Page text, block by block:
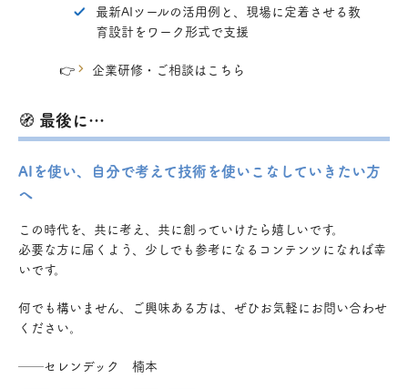
最新AIツールの活用例と、現場に定着させる教
育設計をワーク形式で支援
👉 企業研修・ご相談はこちら
🧭 最後に…
AIを使い、自分で考えて技術を使いこなしていきたい方
へ
この時代を、共に考え、共に創っていけたら嬉しいです。
必要な方に届くよう、少しでも参考になるコンテンツになれば幸
いです。
何でも構いません、ご興味ある方は、ぜひお気軽にお問い合わせ
ください。
──セレンデック 楠本